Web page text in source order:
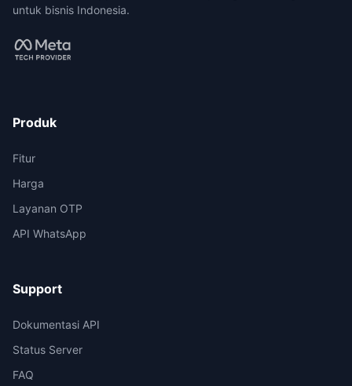
untuk bisnis Indonesia.
Produk
Fitur
Harga
Layanan OTP
API WhatsApp
Support
Dokumentasi API
Status Server
FAQ